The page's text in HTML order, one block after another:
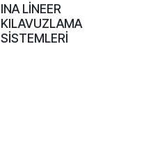
INA LİNEER
KILAVUZLAMA
SİSTEMLERİ